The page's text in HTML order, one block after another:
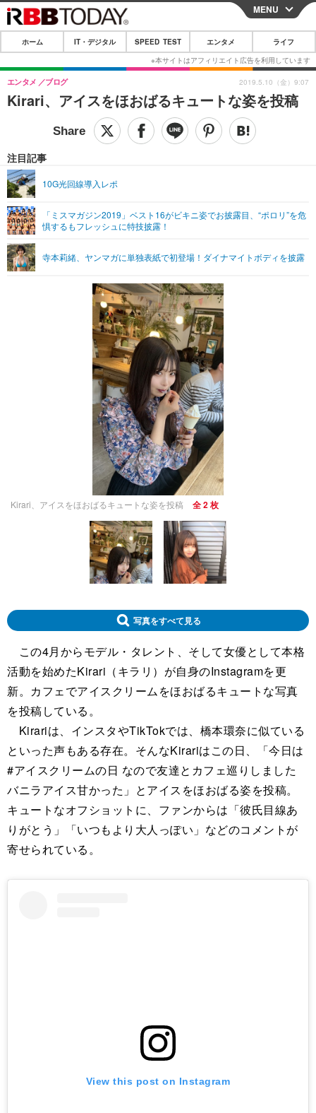
CLOSE
ホーム
IT・デジタル
IT・デジタルTOP スマートフォン
ネタ ガジェット・ツール
SPEED TEST
エンタメ
音楽 スポーツ
ライフ
ペット ショッピング
その他
リリース一覧
プッシュ通知の停止方法
MENU
ホーム IT・デジタル SPEED TEST エンタメ ライフ
Kirari、アイスをほおばるキュートな姿を投稿
エンタメ ブログ
注目記事
10G光回線導入レポ
「ミスマガジン2019」ベスト16がビキニ姿でお披露目、“ポロリ”を危
惧するもフレッシュに特技披露！
寺本莉緒、ヤンマガに単独表紙で初登場！ダイナマイトボディを披露
2019.5.10（金）9:07
Kirari、アイスをほおばるキュートな姿を投稿 全 2 枚
写真をすべて見る
この4月からモデル・タレント、そして女優として本格
活動を始めたKirari（キラリ）が自身のInstagramを更
新。カフェでアイスクリームをほおばるキュートな写真
を投稿している。
Kirariは、インスタやTikTokでは、橋本環奈に似ている
といった声もある存在。そんなKirariはこの日、「今日は
#アイスクリームの日 なので友達とカフェ巡りしました
バニラアイス甘かった」とアイスをほおばる姿を投稿。
キュートなオフショットに、ファンからは「彼氏目線あ
りがとう」「いつもより大人っぽい」などのコメントが
寄せられている。
View this post on Instagram